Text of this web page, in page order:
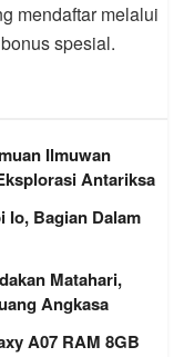
mendaftar melalui
spesial.
Ilmuwan
Antariksa
Io, Bagian Dalam
Matahari,
Angkasa
A07 RAM 8GB